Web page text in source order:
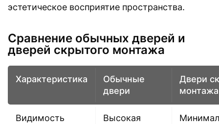
эстетическое восприятие пространства.
Сравнение обычных дверей и
дверей скрытого монтажа
Характеристика
Обычные
двери
Двери
монтажа
Видимость
Высокая